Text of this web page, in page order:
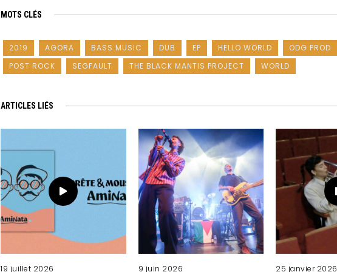
MOTS CLÉS
2019 AGORA BASS MUSIC DUB EP HELLO WORLD
ODG PROD
POST ROCK
SEGFAULT THE BLACK MANTIS PROJECT WORLD
ARTICLES LIÉS
19 juillet 2026 9 juin 2026 25 janvier 2026